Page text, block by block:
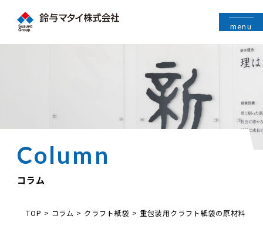
menu
コラム
TOP > コラム > クラフト紙袋 > 重包装用クラフト紙袋の原材料